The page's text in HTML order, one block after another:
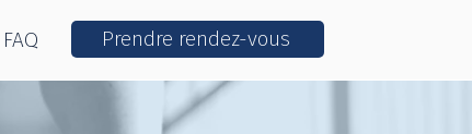
FAQ Prendre rendez-vous